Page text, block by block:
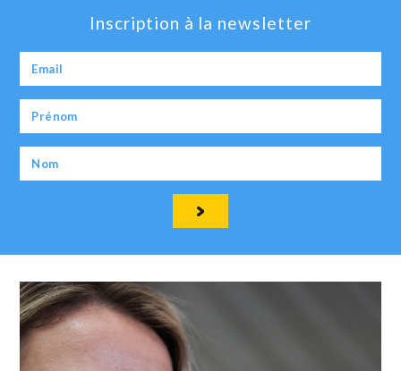
Inscription à la newsletter